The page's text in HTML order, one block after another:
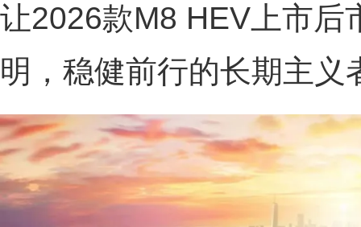
让2026款M8 HEV上市后
明，稳健前行的长期主义